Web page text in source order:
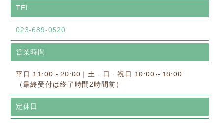
TEL
023-689-0520
営業時間
平日 11:00～20:00｜土・日・祝日 10:00～18:00
（最終受付は終了時間2時間前）
定休日